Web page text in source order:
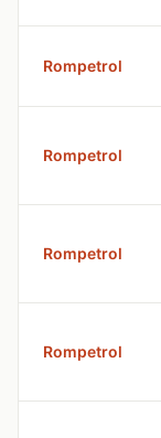
Rompetrol
Rompetrol
Rompetrol
Rompetrol